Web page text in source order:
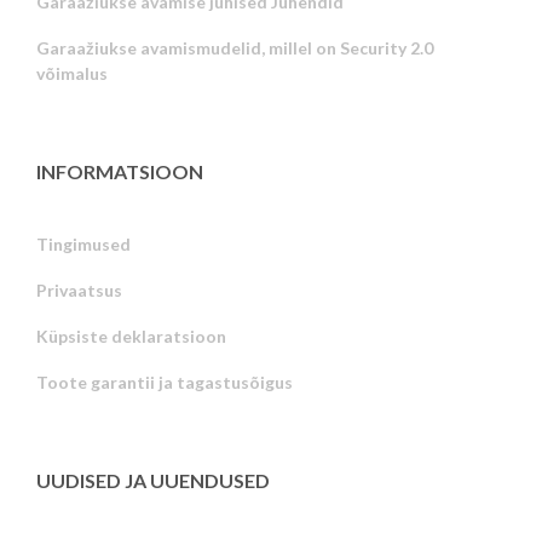
Garaažiukse avamismudelid, millel on Security 2.0
võimalus
INFORMATSIOON
Tingimused
Privaatsus
Küpsiste deklaratsioon
Toote garantii ja tagastusõigus
UUDISED JA UUENDUSED